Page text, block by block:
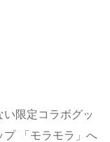
限定コラボグッ
プ 「モラモラ」へ